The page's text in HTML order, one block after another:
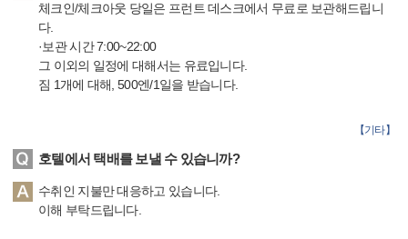
체크인/체크아웃 당일은 프런트 데스크에서 무료로 보관해드립니
다.
·보관 시간 7:00~22:00
그 이외의 일정에 대해서는 유료입니다.
짐 1개에 대해, 500엔/1일을 받습니다.
【기타】
호텔에서 택배를 보낼 수 있습니까?
수취인 지불만 대응하고 있습니다.
이해 부탁드립니다.